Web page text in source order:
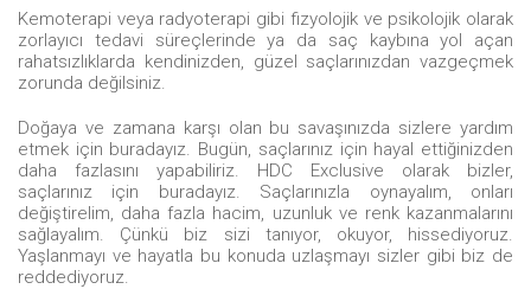
Kemoterapi veya radyoterapi gibi fizyolojik ve psikolojik olarak
zorlayıcı tedavi süreçlerinde ya da saç kaybına yol açan
rahatsızlıklarda kendinizden, güzel saçlarınızdan vazgeçmek
zorunda değilsiniz.
Doğaya ve zamana karşı olan bu savaşınızda sizlere yardım
etmek için buradayız. Bugün, saçlarınız için hayal ettiğinizden
daha fazlasını yapabiliriz. HDC Exclusive olarak bizler,
saçlarınız için buradayız. Saçlarınızla oynayalım, onları
değiştirelim, daha fazla hacim, uzunluk ve renk kazanmalarını
sağlayalım. Çünkü biz sizi tanıyor, okuyor, hissediyoruz.
Yaşlanmayı ve hayatla bu konuda uzlaşmayı sizler gibi biz de
reddediyoruz.